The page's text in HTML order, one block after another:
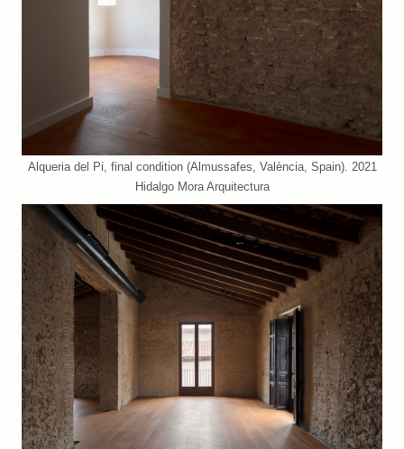
Alqueria del Pi, final condition (Almussafes, València, Spain). 2021
Hidalgo Mora Arquitectura